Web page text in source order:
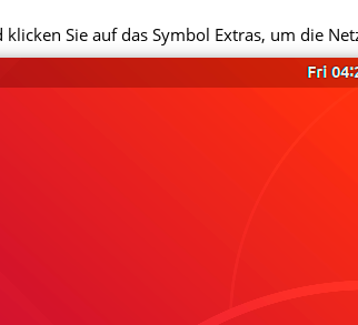
Sie auf das Symbol Extras, um die